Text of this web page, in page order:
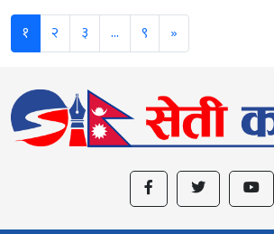
१ २ ३ … ९ »